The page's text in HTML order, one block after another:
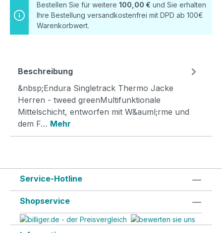
Bestellen Sie für weitere 100,00 € und Sie erhalten
Ihre Bestellung versandkostenfrei mit DPD ab 100€
Warenkorbwert.
Beschreibung
&nbsp;Endura Singletrack Thermo Jacke
Herren - tweed greenMultifunktionale
Mittelschicht, entworfen mit W&auml;rme und
dem F… Mehr
Service-Hotline
Shopservice